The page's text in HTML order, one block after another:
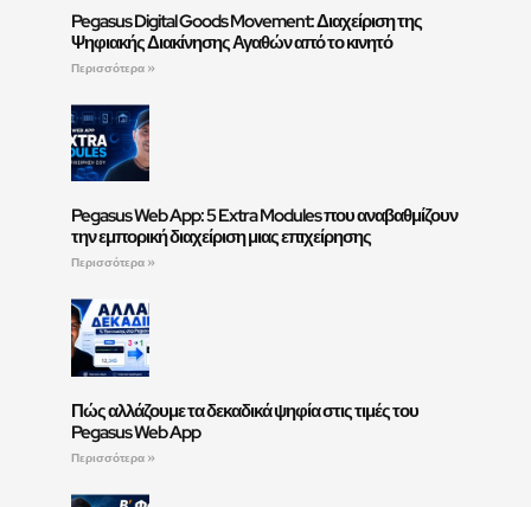
Pegasus Digital Goods Movement: Διαχείριση της
Ψηφιακής Διακίνησης Αγαθών από το κινητό
Περισσότερα »
Pegasus Web App: 5 Extra Modules που αναβαθμίζουν
την εμπορική διαχείριση μιας επιχείρησης
Περισσότερα »
Πώς αλλάζουμε τα δεκαδικά ψηφία στις τιμές του
Pegasus Web App
Περισσότερα »